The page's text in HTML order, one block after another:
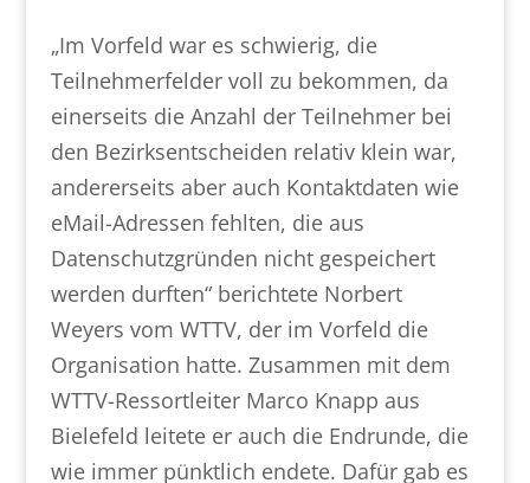
„Im Vorfeld war es schwierig, die
Teilnehmerfelder voll zu bekommen, da
einerseits die Anzahl der Teilnehmer bei
den Bezirksentscheiden relativ klein war,
andererseits aber auch Kontaktdaten wie
eMail-Adressen fehlten, die aus
Datenschutzgründen nicht gespeichert
werden durften“ berichtete Norbert
Weyers vom WTTV, der im Vorfeld die
Organisation hatte. Zusammen mit dem
WTTV-Ressortleiter Marco Knapp aus
Bielefeld leitete er auch die Endrunde, die
wie immer pünktlich endete. Dafür gab es